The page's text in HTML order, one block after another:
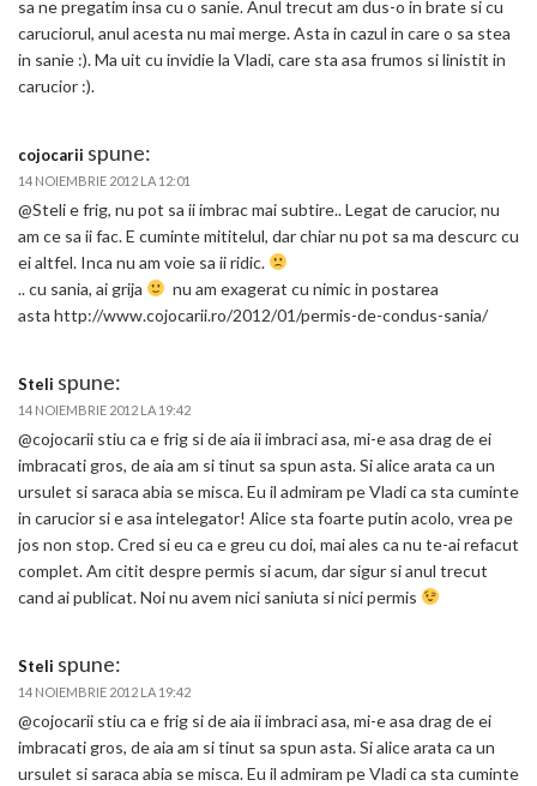
sa ne pregatim insa cu o sanie. Anul trecut am dus-o in brate si cu
caruciorul, anul acesta nu mai merge. Asta in cazul in care o sa stea
in sanie :). Ma uit cu invidie la Vladi, care sta asa frumos si linistit in
carucior :).
cojocarii spune:
14 NOIEMBRIE 2012 LA 12:01
@Steli e frig, nu pot sa ii imbrac mai subtire.. Legat de carucior, nu
am ce sa ii fac. E cuminte mititelul, dar chiar nu pot sa ma descurc cu
ei altfel. Inca nu am voie sa ii ridic.
.. cu sania, ai grija
nu am exagerat cu nimic in postarea
asta http://www.cojocarii.ro/2012/01/permis-de-condus-sania/
Steli spune:
14 NOIEMBRIE 2012 LA 19:42
@cojocarii stiu ca e frig si de aia ii imbraci asa, mi-e asa drag de ei
imbracati gros, de aia am si tinut sa spun asta. Si alice arata ca un
ursulet si saraca abia se misca. Eu il admiram pe Vladi ca sta cuminte
in carucior si e asa intelegator! Alice sta foarte putin acolo, vrea pe
jos non stop. Cred si eu ca e greu cu doi, mai ales ca nu te-ai refacut
complet. Am citit despre permis si acum, dar sigur si anul trecut
cand ai publicat. Noi nu avem nici saniuta si nici permis
Steli spune:
14 NOIEMBRIE 2012 LA 19:42
@cojocarii stiu ca e frig si de aia ii imbraci asa, mi-e asa drag de ei
imbracati gros, de aia am si tinut sa spun asta. Si alice arata ca un
ursulet si saraca abia se misca. Eu il admiram pe Vladi ca sta cuminte